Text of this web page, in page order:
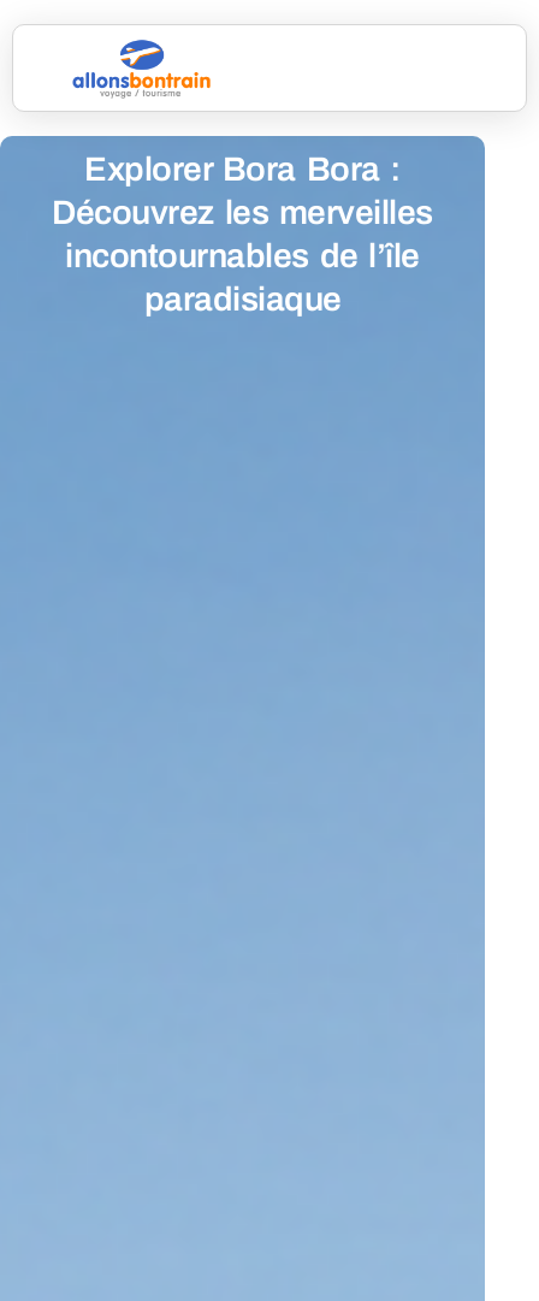
Explorer Bora Bora :
Découvrez les merveilles
incontournables de l’île
paradisiaque